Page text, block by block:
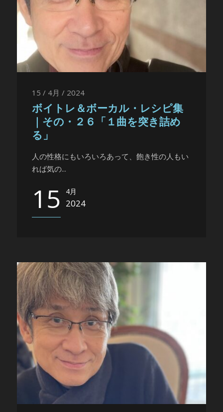
15 / 4月 / 2024
ボイトレ＆ボーカル・レシピ集
｜その・２６「１曲を突き詰め
る」
人の性格にもいろいろあって、飽き性の人もい
れば気の...
15 4月
2024